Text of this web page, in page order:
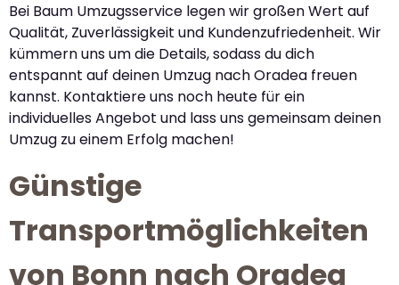
Bei Baum Umzugsservice legen wir großen Wert auf
Qualität, Zuverlässigkeit und Kundenzufriedenheit. Wir
kümmern uns um die Details, sodass du dich
entspannt auf deinen Umzug nach Oradea freuen
kannst. Kontaktiere uns noch heute für ein
individuelles Angebot und lass uns gemeinsam deinen
Umzug zu einem Erfolg machen!
Günstige
Transportmöglichkeiten
von Bonn nach Oradea